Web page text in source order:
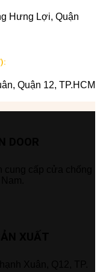
Hưng Lợi, Quận
Quận 12, TP.HCM